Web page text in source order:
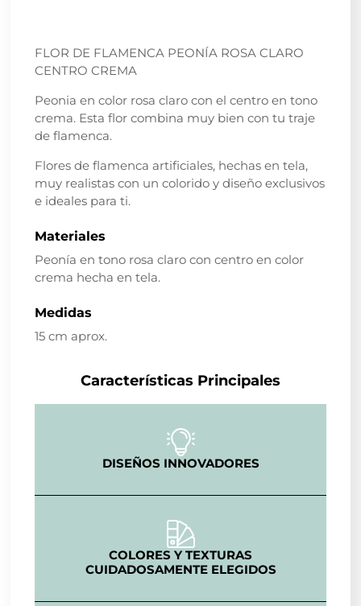
FLOR DE FLAMENCA PEONÍA ROSA CLARO
CENTRO CREMA
Peonia en color rosa claro con el centro en tono
crema. Esta flor combina muy bien con tu traje
de flamenca.
Flores de flamenca artificiales, hechas en tela,
muy realistas con un colorido y diseño exclusivos
e ideales para ti.
Materiales
Peonía en tono rosa claro con centro en color
crema hecha en tela.
Medidas
15 cm aprox.
Características Principales
DISEÑOS INNOVADORES
COLORES Y TEXTURAS
CUIDADOSAMENTE ELEGIDOS